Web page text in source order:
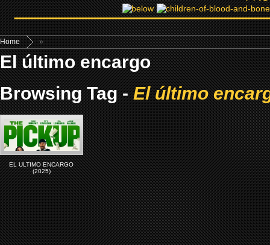
Home »
El último encargo
Browsing Tag -El último
EL ULTIMO ENCARGO
(2025)